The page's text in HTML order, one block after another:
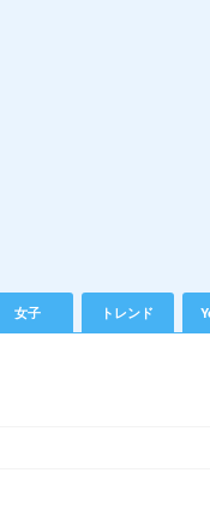
女子 トレンド